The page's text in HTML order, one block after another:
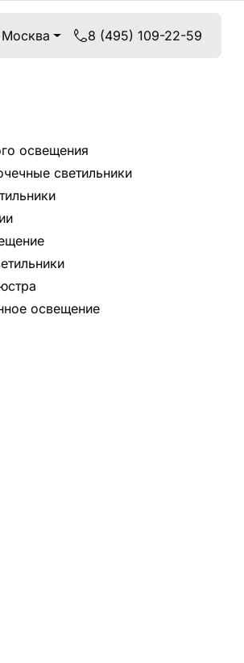
Москва 8 (495) 109-22-59
освещения
светильники
освещение